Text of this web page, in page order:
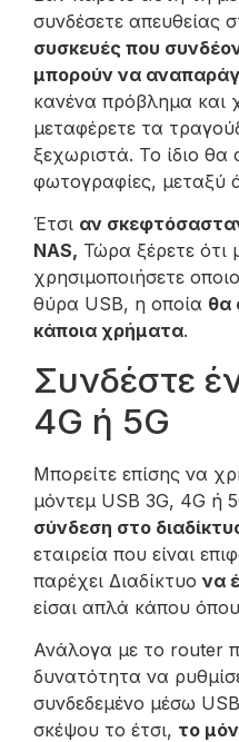
συνδέσετε απευθείας
συσκευές που
μπορούν να
κανένα πρόβλημα και
μεταφέρετε τα
ξεχωριστά. Το ίδιο θα
φωτογραφίες, μεταξύ
Έτσι αν
NAS, Τώρα ξέρετε ότι
χρησιμοποιήσετε
θύρα USB, η οποία θα
κάποια χρήματα.
Συνδέστε
4G ή 5G
Μπορείτε επίσης να
μόντεμ USB 3G, 4G ή
σύνδεση στο
εταιρεία που είναι
παρέχει Διαδίκτυο να
είσαι απλά κάπου όπου
Ανάλογα με το router
δυνατότητα να
συνδεδεμένο μέσω
σκέψου το έτσι, το